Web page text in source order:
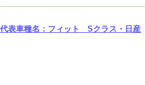
表車種名：フィット Sクラス・日産